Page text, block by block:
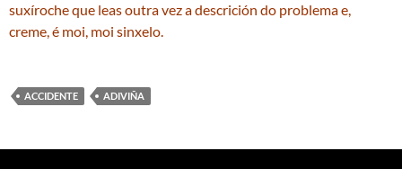
suxíroche que leas outra vez a descrición do problema e,
creme, é moi, moi sinxelo.
ACCIDENTE ADIVIÑA